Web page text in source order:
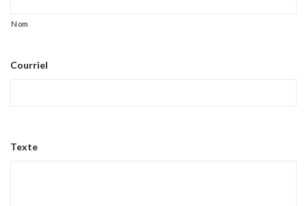
Nom
Courriel
Texte